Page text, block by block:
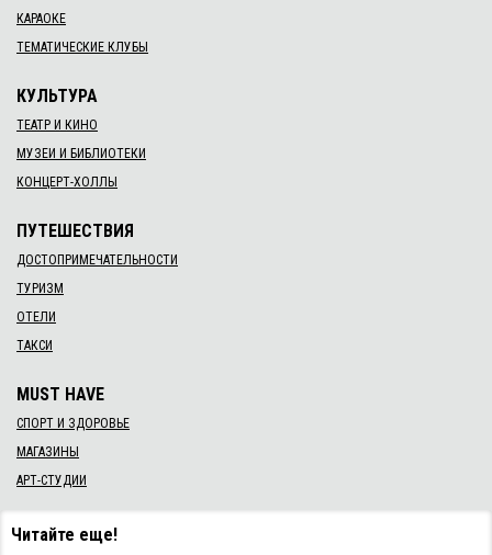
КАРАОКЕ
ТЕМАТИЧЕСКИЕ КЛУБЫ
КУЛЬТУРА
ТЕАТР И КИНО
МУЗЕИ И БИБЛИОТЕКИ
КОНЦЕРТ-ХОЛЛЫ
ПУТЕШЕСТВИЯ
ДОСТОПРИМЕЧАТЕЛЬНОСТИ
ТУРИЗМ
ОТЕЛИ
ТАКСИ
MUST HAVE
СПОРТ И ЗДОРОВЬЕ
МАГАЗИНЫ
АРТ-СТУДИИ
Читайте еще!